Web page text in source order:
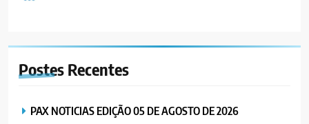
Postes Recentes
PAX NOTICIAS EDIÇÃO 05 DE AGOSTO DE 2026